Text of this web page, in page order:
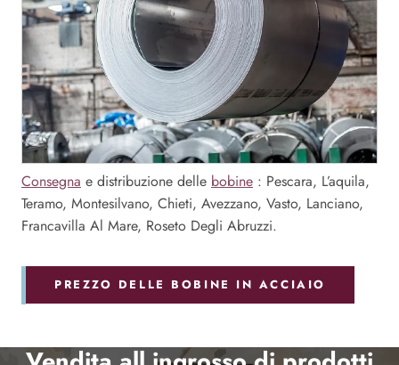
Consegna e distribuzione delle bobine : Pescara, L’aquila,
Teramo, Montesilvano, Chieti, Avezzano, Vasto, Lanciano,
Francavilla Al Mare, Roseto Degli Abruzzi.
PREZZO DELLE BOBINE IN ACCIAIO